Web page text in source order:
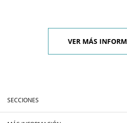
VER MÁS
SECCIONES